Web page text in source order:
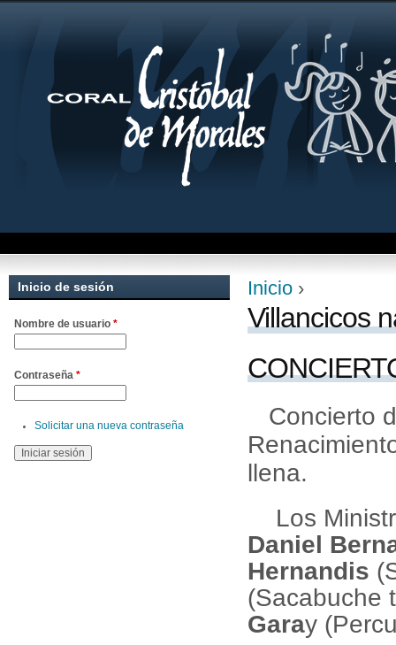
Se encuentra
Inicio ›
Villancicos
Concierto
llena.
Los
Daniel
Hernandis
(Sacabuche
Garay
Inicio de sesión
Nombre de usuario *
Contraseña *
Solicitar una nueva contraseña